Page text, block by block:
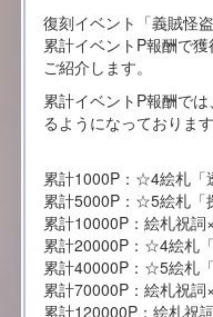
復刻イベント「義賊怪
累計イベントP報酬で
ご紹介します。
累計イベントP報酬では、
るようになっております
累計1000P：☆4絵札「
累計5000P：☆5絵札「
累計10000P：絵札祝詞
累計20000P：☆4絵札
累計40000P：☆5絵札
累計70000P：絵札祝詞
累計120000P：絵札祝